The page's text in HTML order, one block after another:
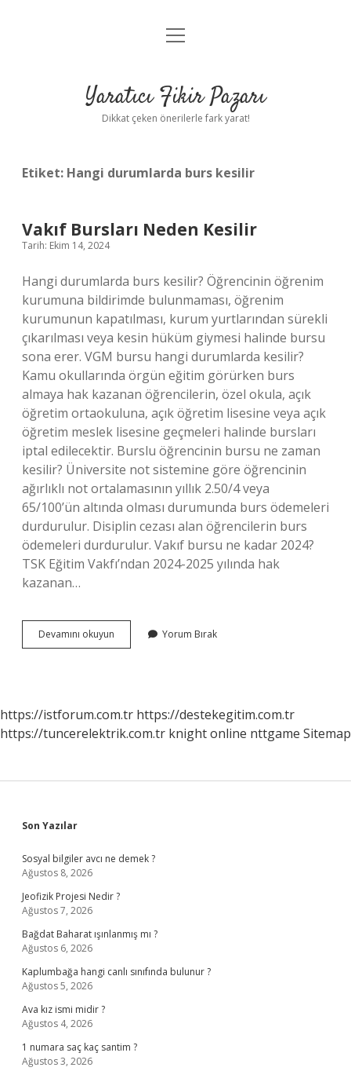
Anasayfa
Yasal Uyarı
menüyü
Yaratıcı Fikir Pazarı
Dikkat çeken önerilerle fark yarat!
Etiket: Hangi durumlarda burs kesilir
Vakıf Bursları Neden Kesilir
Tarih: Ekim 14, 2024
Hangi durumlarda burs kesilir? Öğrencinin öğrenim
kurumuna bildirimde bulunmaması, öğrenim
kurumunun kapatılması, kurum yurtlarından sürekli
çıkarılması veya kesin hüküm giymesi halinde bursu
sona erer. VGM bursu hangi durumlarda kesilir?
Kamu okullarında örgün eğitim görürken burs
almaya hak kazanan öğrencilerin, özel okula, açık
öğretim ortaokuluna, açık öğretim lisesine veya açık
öğretim meslek lisesine geçmeleri halinde bursları
iptal edilecektir. Burslu öğrencinin bursu ne zaman
kesilir? Üniversite not sistemine göre öğrencinin
ağırlıklı not ortalamasının yıllık 2.50/4 veya
65/100’ün altında olması durumunda burs ödemeleri
durdurulur. Disiplin cezası alan öğrencilerin burs
ödemeleri durdurulur. Vakıf bursu ne kadar 2024?
TSK Eğitim Vakfı’ndan 2024-2025 yılında hak
kazanan…
Devamını okuyun
Bursları
Yorum Bırak
https://istforum.com.tr https://destekegitim.com.tr
https://tuncerelektrik.com.tr knight online nttgame Sitemap
Sidebar
Son Yazılar
Sosyal bilgiler avcı ne demek ?
Ağustos 8, 2026
Jeofizik Projesi Nedir ?
Ağustos 7, 2026
Bağdat Baharat ışınlanmış mı ?
Ağustos 6, 2026
Kaplumbağa hangi canlı sınıfında bulunur ?
Ağustos 5, 2026
Ava kız ismi midir ?
Ağustos 4, 2026
1 numara saç kaç santim ?
Ağustos 3, 2026